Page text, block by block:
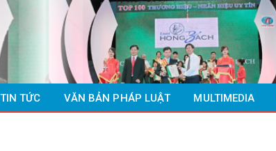
TIN TỨC VĂN BẢN PHÁP LUẬT MULTIMEDIA